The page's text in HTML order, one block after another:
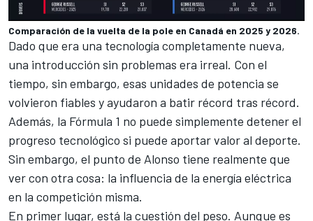
Comparación de la vuelta de la pole en Canadá en 2025 y 2026.
Dado que era una tecnología completamente nueva,
una introducción sin problemas era irreal. Con el
tiempo, sin embargo, esas unidades de potencia se
volvieron fiables y ayudaron a batir récord tras récord.
Además, la Fórmula 1 no puede simplemente detener el
progreso tecnológico si puede aportar valor al deporte.
Sin embargo, el punto de Alonso tiene realmente que
ver con otra cosa: la influencia de la energía eléctrica
en la competición misma.
En primer lugar, está la cuestión del peso. Aunque es